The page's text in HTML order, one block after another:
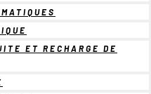
ET RECHARGE DE